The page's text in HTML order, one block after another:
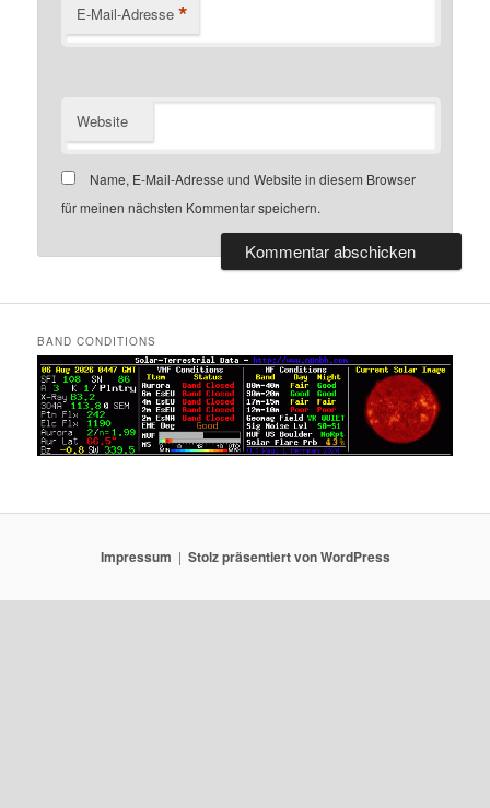
E-Mail-Adresse *
Website
Name, E-Mail-Adresse und Website in diesem Browser
für meinen nächsten Kommentar speichern.
BAND CONDITIONS
Impressum Stolz präsentiert von WordPress